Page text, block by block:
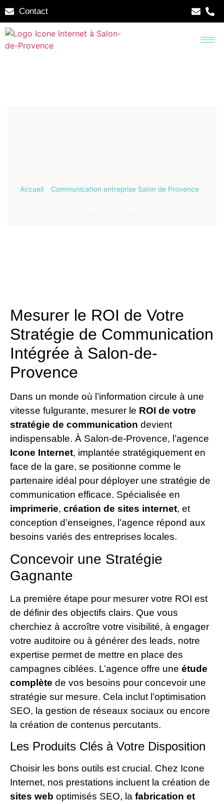
Contact
Accueil» Communication entreprise Salon de Provence»
Mesurer le ROI de Votre
Stratégie de Communication
Intégrée à Salon-de-
Provence
Dans un monde où l’information circule à une
vitesse fulgurante, mesurer le ROI de votre
stratégie de communication devient
indispensable. À Salon-de-Provence, l’agence
Icone Internet, implantée stratégiquement en
face de la gare, se positionne comme le
partenaire idéal pour déployer une stratégie de
communication efficace. Spécialisée en
imprimerie, création de sites internet, et
conception d’enseignes, l’agence répond aux
besoins variés des entreprises locales.
Concevoir une Stratégie
Gagnante
La première étape pour mesurer votre ROI est
de définir des objectifs clairs. Que vous
cherchiez à accroître votre visibilité, à engager
votre auditoire ou à générer des leads, notre
expertise permet de mettre en place des
campagnes ciblées. L’agence offre une étude
complète de vos besoins pour concevoir une
stratégie sur mesure. Cela inclut l’optimisation
SEO, la gestion de réseaux sociaux ou encore
la création de contenus percutants.
Les Produits Clés à Votre Disposition
Choisir les bons outils est crucial. Chez Icone
Internet, nos prestations incluent la création de
sites web optimisés SEO, la fabrication et